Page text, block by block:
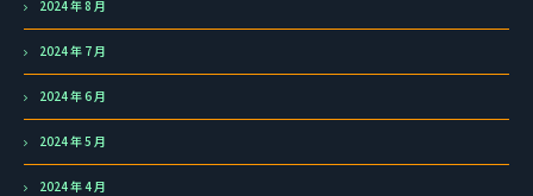
2024 年 8 月
2024 年 7 月
2024 年 6 月
2024 年 5 月
2024 年 4 月